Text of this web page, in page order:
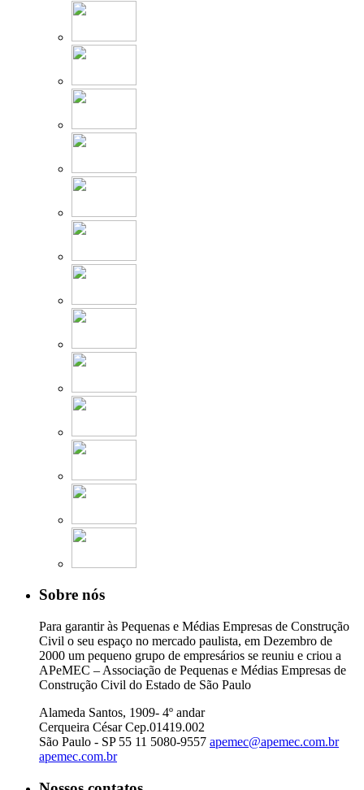
Sobre nós
Para garantir às Pequenas e Médias Empresas de Construção
Civil o seu espaço no mercado paulista, em Dezembro de
2000 um pequeno grupo de empresários se reuniu e criou a
APeMEC – Associação de Pequenas e Médias Empresas de
Construção Civil do Estado de São Paulo
Alameda Santos, 1909- 4º andar
Cerqueira César Cep.01419.002
São Paulo - SP 55 11 5080-9557 apemec@apemec.com.br
apemec.com.br